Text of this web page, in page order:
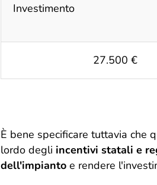
Investimento
27.500 €
È bene specificare tuttavia che
lordo degli incentivi statali e
dell'impianto e rendere